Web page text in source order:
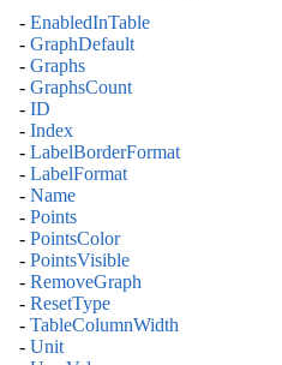
- EnabledInTable
- GraphDefault
- Graphs
- GraphsCount
- ID
- Index
- LabelBorderFormat
- LabelFormat
- Name
- Points
- PointsColor
- PointsVisible
- RemoveGraph
- ResetType
- TableColumnWidth
- Unit